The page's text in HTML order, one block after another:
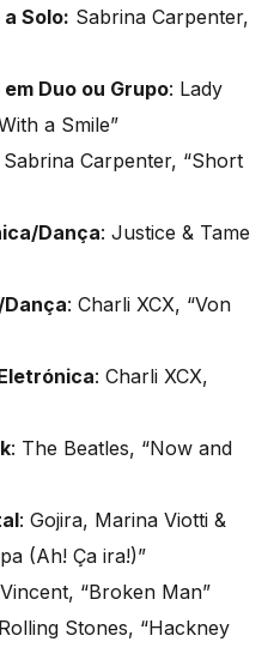
Solo: Sabrina Carpenter,
Duo ou Grupo: Lady
a Smile”
Sabrina Carpenter, “Short
Dança: Justice & Tame
: Charli XCX, “Von
: Charli XCX,
: The Beatles, “Now and
: Gojira, Marina Viotti &
(Ah! Ça ira!)”
“Broken Man”
Stones, “Hackney